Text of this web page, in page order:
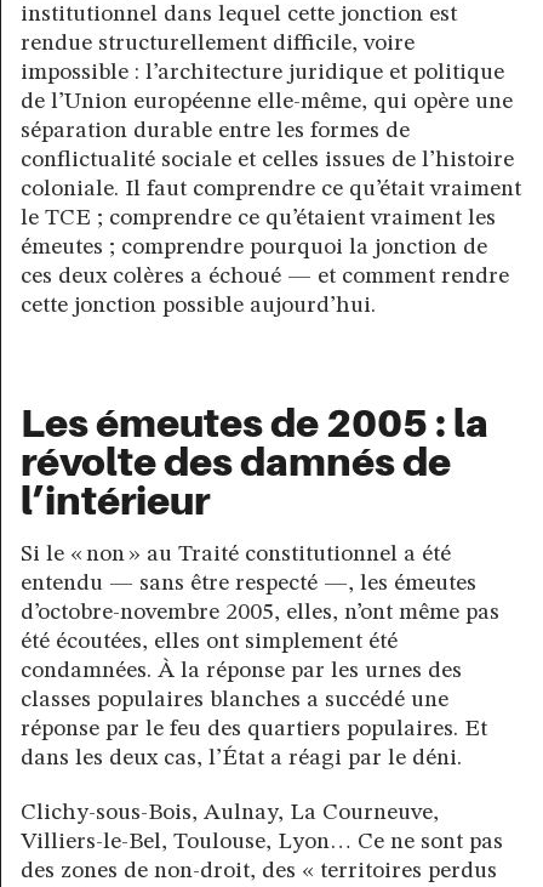
institutionnel dans lequel cette jonction est
rendue structurellement difficile, voire
impossible : l’architecture juridique et politique
de l’Union européenne elle-même, qui opère une
séparation durable entre les formes de
conflictualité sociale et celles issues de l’histoire
coloniale. Il faut comprendre ce qu’était vraiment
le TCE ; comprendre ce qu’étaient vraiment les
émeutes ; comprendre pourquoi la jonction de
ces deux colères a échoué — et comment rendre
cette jonction possible aujourd’hui.
Les émeutes de 2005 : la
révolte des damnés de
l’intérieur
Si le « non » au Traité constitutionnel a été
entendu — sans être respecté —, les émeutes
d’octobre-novembre 2005, elles, n’ont même pas
été écoutées, elles ont simplement été
condamnées. À la réponse par les urnes des
classes populaires blanches a succédé une
réponse par le feu des quartiers populaires. Et
dans les deux cas, l’État a réagi par le déni.
Clichy-sous-Bois, Aulnay, La Courneuve,
Villiers-le-Bel, Toulouse, Lyon… Ce ne sont pas
des zones de non-droit, des « territoires perdus